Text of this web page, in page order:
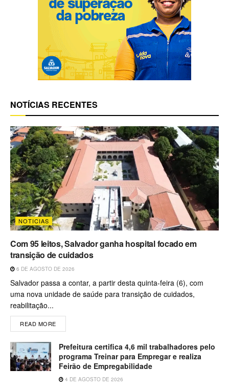
NOTÍCIAS RECENTES
NOTICIAS
Com 95 leitos, Salvador ganha hospital focado em
transição de cuidados
6 DE AGOSTO DE 2026
Salvador passa a contar, a partir desta quinta-feira (6), com
uma nova unidade de saúde para transição de cuidados,
reabilitação...
READ MORE
Prefeitura certifica 4,6 mil trabalhadores pelo
programa Treinar para Empregar e realiza
Feirão de Empregabilidade
4 DE AGOSTO DE 2026